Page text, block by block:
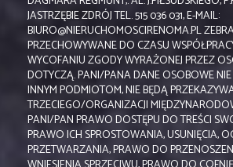
JASTRZĘBIE ZDRÓJ TEL. 515 036 031, E-MAIL:
BIURO@NIERUCHOMOSCIRENOMA.PL
PRZECHOWYWANE DO CZASU
WYCOFANIU ZGODY WYRAŻONEJ PRZEZ
DOTYCZĄ. PANI/PANA DANE OSOBOWE
INNYM PODMIOTOM, NIE BĘDĄ
TRZECIEGO/ORGANIZACJI
PANI/PAN PRAWO DOSTĘPU DO TREŚCI
PRAWO ICH SPROSTOWANIA, USUNIĘCIA,
PRZETWARZANIA, PRAWO DO